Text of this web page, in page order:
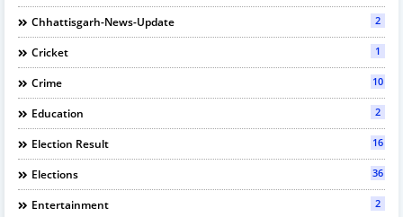
Chhattisgarh-News-Update 2
Cricket 1
Crime 10
Education 2
Election Result 16
Elections 36
Entertainment 2